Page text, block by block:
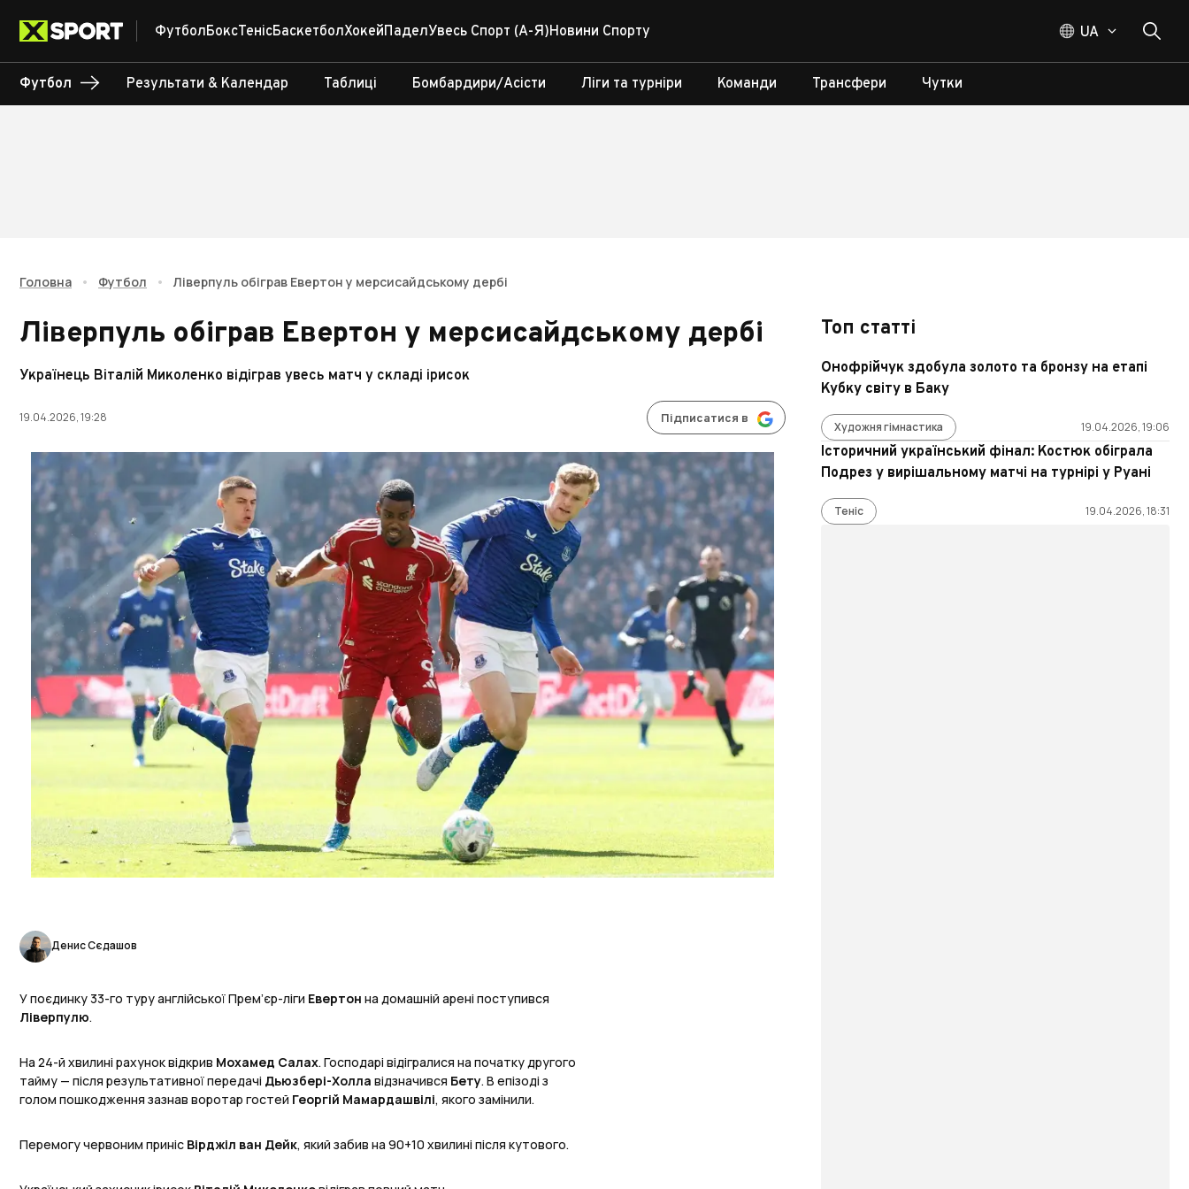
ФутболБоксТенісБаскетболХокейПаделУвесь Спорт (А-Я)Новини Спорту UA
Футбол Результати & Календар Таблиці Бомбардири/Асісти Ліги та турніри Команди Трансфери Чутки
Головна • Футбол • Ліверпуль обіграв Евертон у мерсисайдському дербі
Ліверпуль обіграв Евертон у мерсисайдському дербі
Українець Віталій Миколенко відіграв увесь матч у складі ірисок
19.04.2026, 19:28 Підписатися в
Денис Сєдашов
У поєдинку 33-го туру англійської Прем’єр-ліги Евертон на домашній арені поступився
Ліверпулю.
На 24-й хвилині рахунок відкрив Мохамед Салах. Господарі відігралися на початку другого
тайму — після результативної передачі Дьюзбері-Холла відзначився Бету. В епізоді з
голом пошкодження зазнав воротар гостей Георгій Мамардашвілі, якого замінили.
Перемогу червоним приніс Вірджіл ван Дейк, який забив на 90+10 хвилині після кутового.
Топ статті
Онофрійчук здобула золото та бронзу на етапі
Кубку світу в Баку
Художня гімнастика 19.04.2026, 19:06
Історичний український фінал: Костюк обіграла
Подрез у вирішальному матчі на турнірі у Руані
Теніс 19.04.2026, 18:31